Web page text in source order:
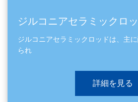
ジルコニアセラミックロ
ジルコニアセラミックロッドは、主
られ
詳細を見る